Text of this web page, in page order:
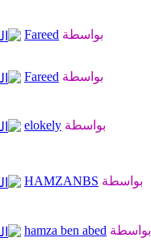
بواسطة Fareed
بواسطة Fareed
بواسطة elokely
بواسطة HAMZANBS
بواسطة hamza ben abed